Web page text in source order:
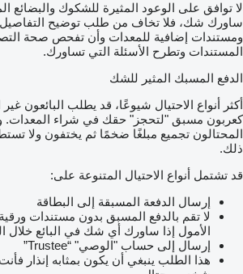
لا توافق على الوعود المثيرة للشكوك والبضائع
ساورك شك، فلا تخاف من طلب توضيح
ومستندات إضافية للمعدات وأن تفحص صحة
المستندات وتطرح الأسئلة التي تساورك.
الدفع المسبك المثير للشك
أكثر أنواع الاحتيال شيوعًا، قد يطلب البائعون
كعربون مسبق "لتحجز" حقك في شراء المعدات.
المحتالون تجميع مبلغًا ضخمًا ثم يختفون ولا
ذلك.
قد تشتمل أنواع الاحتيال المتنوعة على:
إرسال الدفعة المسبقة إلى البطاقة
لا تقم بالدفع المسبق بدون مستندات
الأمول إذا ساورك أي شك في البائع خلال
إرسال إلى حساب "الوصي" “Trustee”
هذا الطلب ينبغي أن يكون بمثابه إنذار